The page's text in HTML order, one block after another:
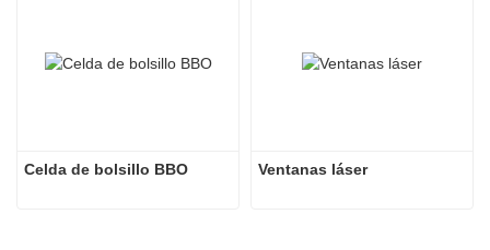
Celda de bolsillo BBO Ventanas láser